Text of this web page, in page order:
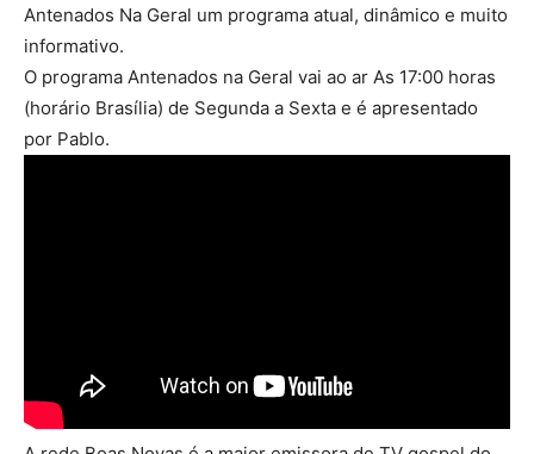
Antenados Na Geral um programa atual, dinâmico e muito
informativo.
O programa Antenados na Geral vai ao ar As 17:00 horas
(horário Brasília) de Segunda a Sexta e é apresentado
por Pablo.